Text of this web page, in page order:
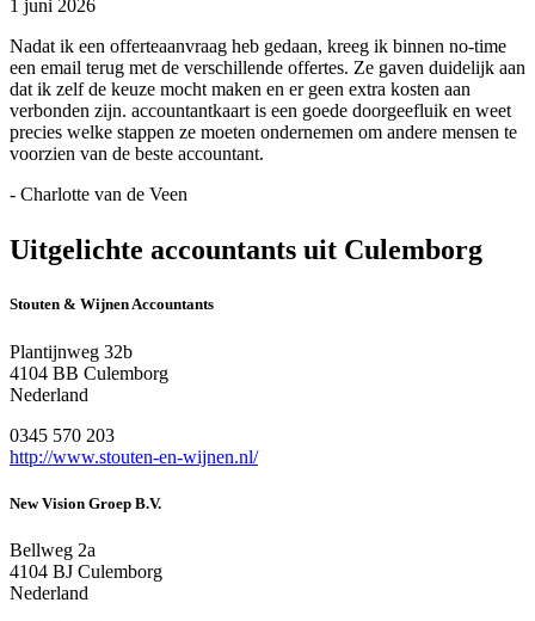
1 juni 2026
Nadat ik een offerteaanvraag heb gedaan, kreeg ik binnen no-time
een email terug met de verschillende offertes. Ze gaven duidelijk aan
dat ik zelf de keuze mocht maken en er geen extra kosten aan
verbonden zijn. accountantkaart is een goede doorgeefluik en weet
precies welke stappen ze moeten ondernemen om andere mensen te
voorzien van de beste accountant.
- Charlotte van de Veen
Uitgelichte accountants uit Culemborg
Stouten & Wijnen Accountants
Plantijnweg 32b
4104 BB Culemborg
Nederland
0345 570 203
http://www.stouten-en-wijnen.nl/
New Vision Groep B.V.
Bellweg 2a
4104 BJ Culemborg
Nederland